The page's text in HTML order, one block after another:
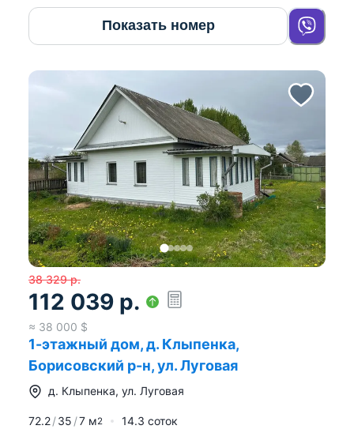
Показать номер
38 329 р.
112 039 р.
≈ 38 000 $
1-этажный дом, д. Клыпенка,
Борисовский р-н, ул. Луговая
д. Клыпенка, ул. Луговая
72.2 35 7 м2 14.3 соток